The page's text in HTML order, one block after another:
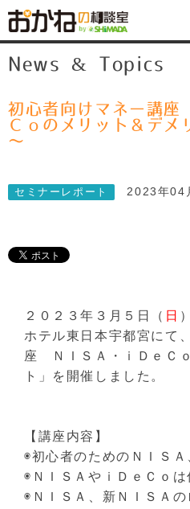
おかねの相談室 by
嶋田商事
News & Topics
初心者向けマネー講
Ｃｏのメリット＆デメ
～
セミナーレポート 2023年04
２０２３年３月５日（ 日
ホテル東日本宇都宮にて
座 ＮＩＳＡ・ｉＤｅＣ
ト」を開催しました。
【講座内容】
◉初心者のためのＮＩＳ
◉ＮＩＳＡやｉＤｅＣｏは
◉ＮＩＳＡ、新ＮＩＳＡ